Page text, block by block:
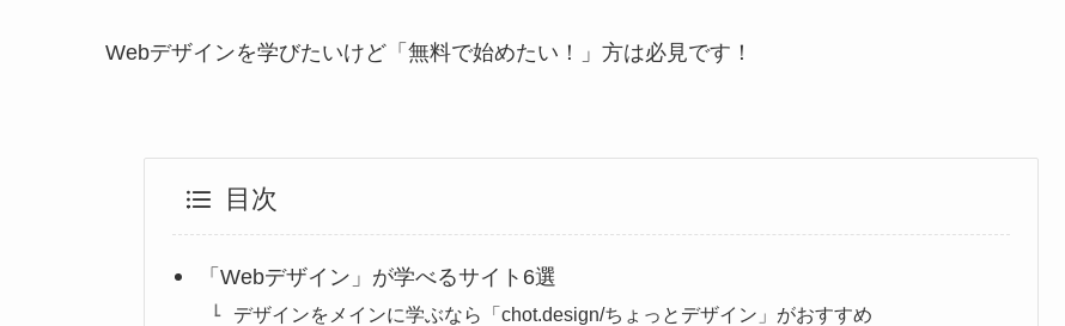
Webデザインを学びたいけど「無料で始めたい！」方は必見です！
目次
「Webデザイン」が学べるサイト6選
デザインをメインに学ぶなら「chot.design/ちょっとデザイン」がおすすめ